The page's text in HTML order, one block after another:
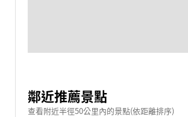
鄰近推薦景點
查看附近半徑50公里內的景點(依距離排序)